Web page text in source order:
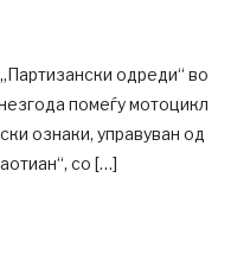
одреди“ во
помеѓу мотоцикл
ознаки, управуван од
со […]